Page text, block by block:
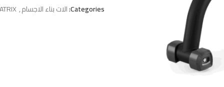
Categories: الات بناء الاجسام,